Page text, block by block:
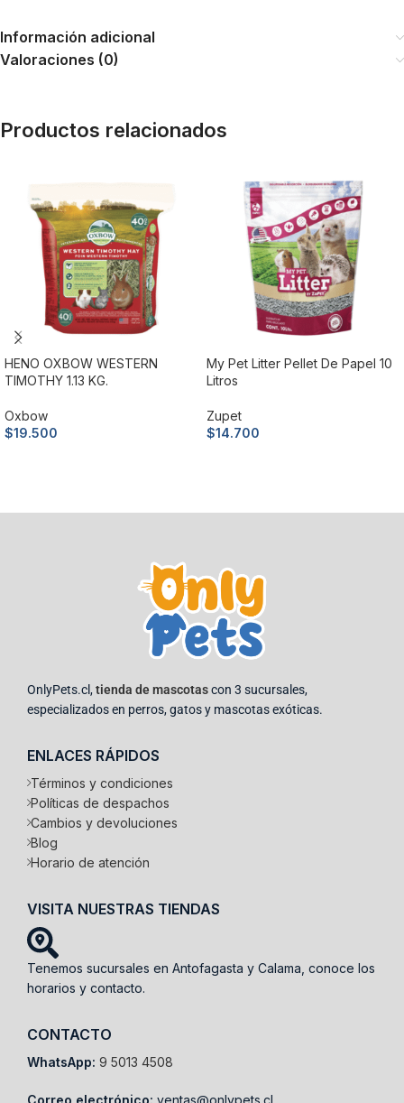
Información adicional
Valoraciones (0)
Productos relacionados
HENO OXBOW WESTERN
TIMOTHY 1.13 KG.
Oxbow
$19.500
My Pet Litter Pellet De Papel 10
Litros
Zupet
$14.700
OnlyPets.cl,tienda de mascotascon 3 sucursales,
especializados en perros, gatos y mascotas exóticas.
ENLACES RÁPIDOS
Términos y condiciones
Políticas de despachos
Cambios y devoluciones
Blog
Horario de atención
VISITA NUESTRAS TIENDAS
Tenemos sucursales en Antofagasta y Calama, conoce los
horarios y contacto.
CONTACTO
WhatsApp: 9 5013 4508
Correo electrónico: ventas@onlypets.cl